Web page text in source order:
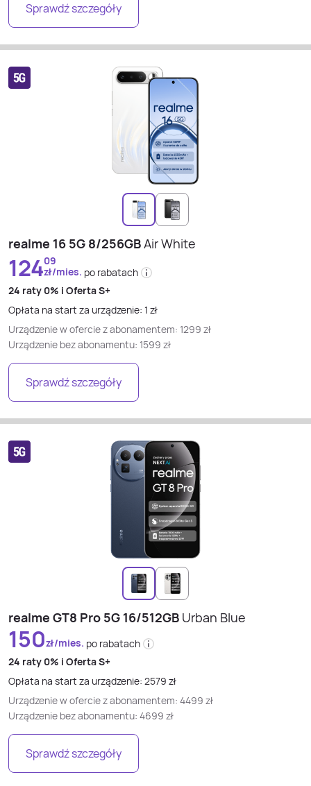
Sprawdź szczegóły
realme 16 5G 8/256GBAir White
12409
zł/mies. po rabatach
24 raty 0% i Oferta S+
Opłata na start za urządzenie: 1 zł
Urządzenie w ofercie z abonamentem: 1299 zł
Urządzenie bez abonamentu: 1599 zł
Sprawdź szczegóły
realme GT8 Pro 5G 16/512GB Urban Blue
150zł/mies. po rabatach
24 raty 0% i Oferta S+
Opłata na start za urządzenie: 2579 zł
Urządzenie w ofercie z abonamentem: 4499 zł
Urządzenie bez abonamentu: 4699 zł
Sprawdź szczegóły